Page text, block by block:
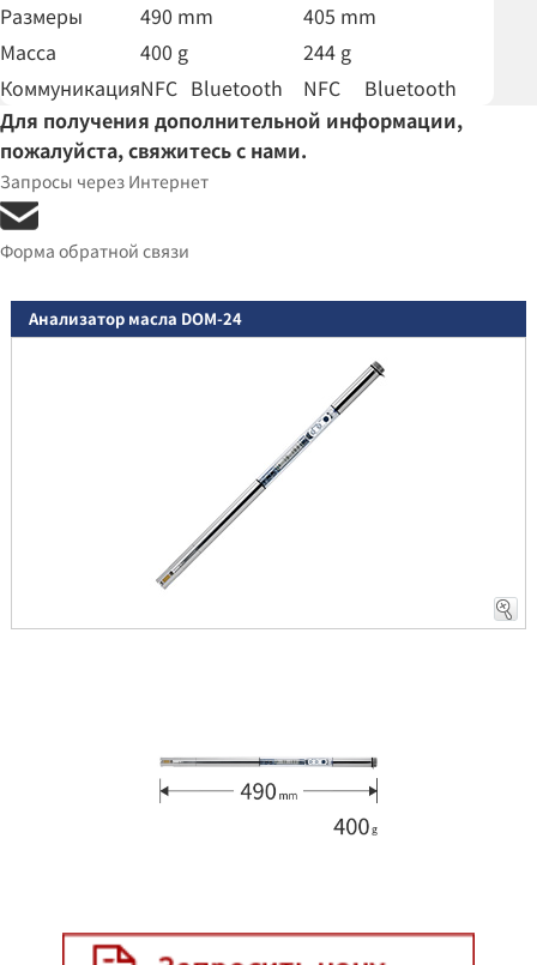
Размеры
490 mm 405 mm
Масса
400 g 244 g
КоммуникацияNFC Bluetooth NFC
Bluetooth
Для получения дополнительной информации,
пожалуйста, свяжитесь с нами.
Запросы через Интернет
Форма обратной связи
Анализатор масла DOM-24